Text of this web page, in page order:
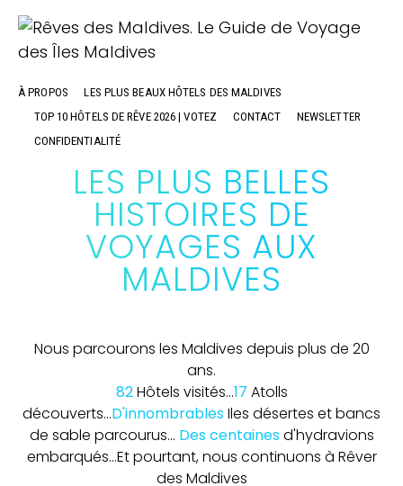
À PROPOS
LES PLUS BEAUX HÔTELS DES MALDIVES
TOP 10 HÔTELS DE RÊVE 2026 | VOTEZ
CONTACT
NEWSLETTER
CONFIDENTIALITÉ
LES PLUS BELLES
HISTOIRES DE
VOYAGES AUX
MALDIVES
Nous parcourons les Maldives depuis plus de 20
ans.
82Hôtels visités...17 Atolls
découverts...D'innombrablesIles désertes et bancs
de sable parcourus... Des centainesd'hydravions
embarqués...Et pourtant, nous continuons à Rêver
des Maldives